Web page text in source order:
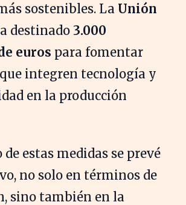
sostenibles. La Unión
destinado 3.000
euros para fomentar
integren tecnología y
en la producción
estas medidas se prevé
no solo en términos de
sino también en la